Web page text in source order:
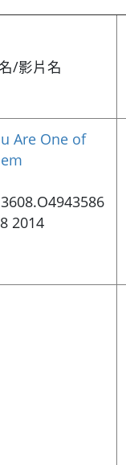
/影片名
Are One of
2014